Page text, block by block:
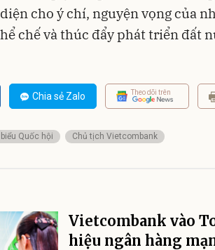
cho ý chí, nguyện vọng của
chế và thúc đẩy phát triển đất
Chia sẻ Zalo Theo dõi trên
Quốc hội Chủ tịch Vietcombank
Vietcombank vào
hiệu ngân hàng